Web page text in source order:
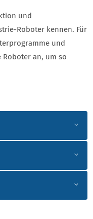
und
Roboter kennen. Für
und
Roboter an, um so